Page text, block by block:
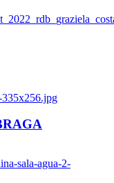
335x256.jpg
sala-agua-2-